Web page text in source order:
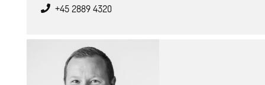
+45 2889 4320